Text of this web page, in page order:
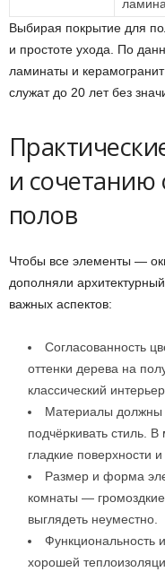
Выбирая покрытие для
и простоте ухода. По
ламинаты и
служат до 20 лет без
и сочетанию
полов
Чтобы все элементы —
дополняли
важных аспектов:
Согласованность
оттенки дерева на
классический интерьер.
Материалы должны
подчёркивать стиль.
гладкие поверхности
Размер и форма
комнаты —
выглядеть неуместно.
хорошей